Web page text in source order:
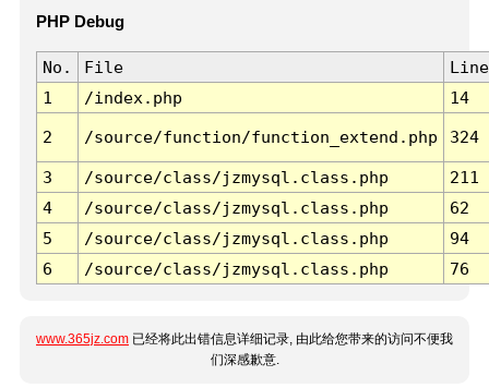
PHP Debug
No. File
Line
1
/index.php 14
2 /source/function/function_extend.php 324
3 /source/class/jzmysql.class.php
211
4
/source/class/jzmysql.class.php
62
5
/source/class/jzmysql.class.php
94
6
/source/class/jzmysql.class.php 76
www.365jz.com 已经将此出错信息详细记录, 由此给您带来的访问不便我
们深感歉意.